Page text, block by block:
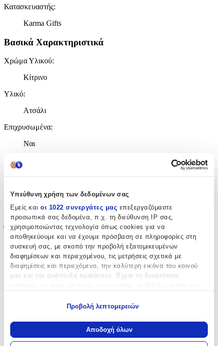
Υπεύθυνη χρήση των δεδομένων σας
Εμείς και οι 1022 συνεργάτες μας επεξεργαζόμαστε
προσωπικά σας δεδομένα, π.χ. τη διεύθυνση IP σας,
χρησιμοποιώντας τεχνολογία όπως cookies για να
αποθηκεύουμε και να έχουμε πρόσβαση σε πληροφορίες στη
συσκευή σας, με σκοπό την προβολή εξατομικευμένων
διαφημίσεων και περιεχομένου, τις μετρήσεις σχετικά με
διαφημίσεις και περιεχόμενο, την καλύτερη εικόνα του κοινού
μας και την ανάπτυξη προϊόντων. Έχετε τη δυνατότητα
Να συλλέξουμε πληροφορίες σχετικά με τη γεωγραφική
σας τοποθεσία, οι οποίες μπορεί να είναι ακριβείς σε
Προβολή λεπτομερειών
Αποδοχή όλων
Κατασκευαστής:
Karma Gifts
Βασικά Χαρακτηριστικά
Χρώμα Υλικού:
Κίτρινο
Υλικό:
Ατσάλι
Επιχρυσωμένα:
Ναι
Περιοχή
Αυτιά
Σετ:
Όχι
Έξτρα Χαρακτηριστικά
Piercing:
Όχι
Νυφικά